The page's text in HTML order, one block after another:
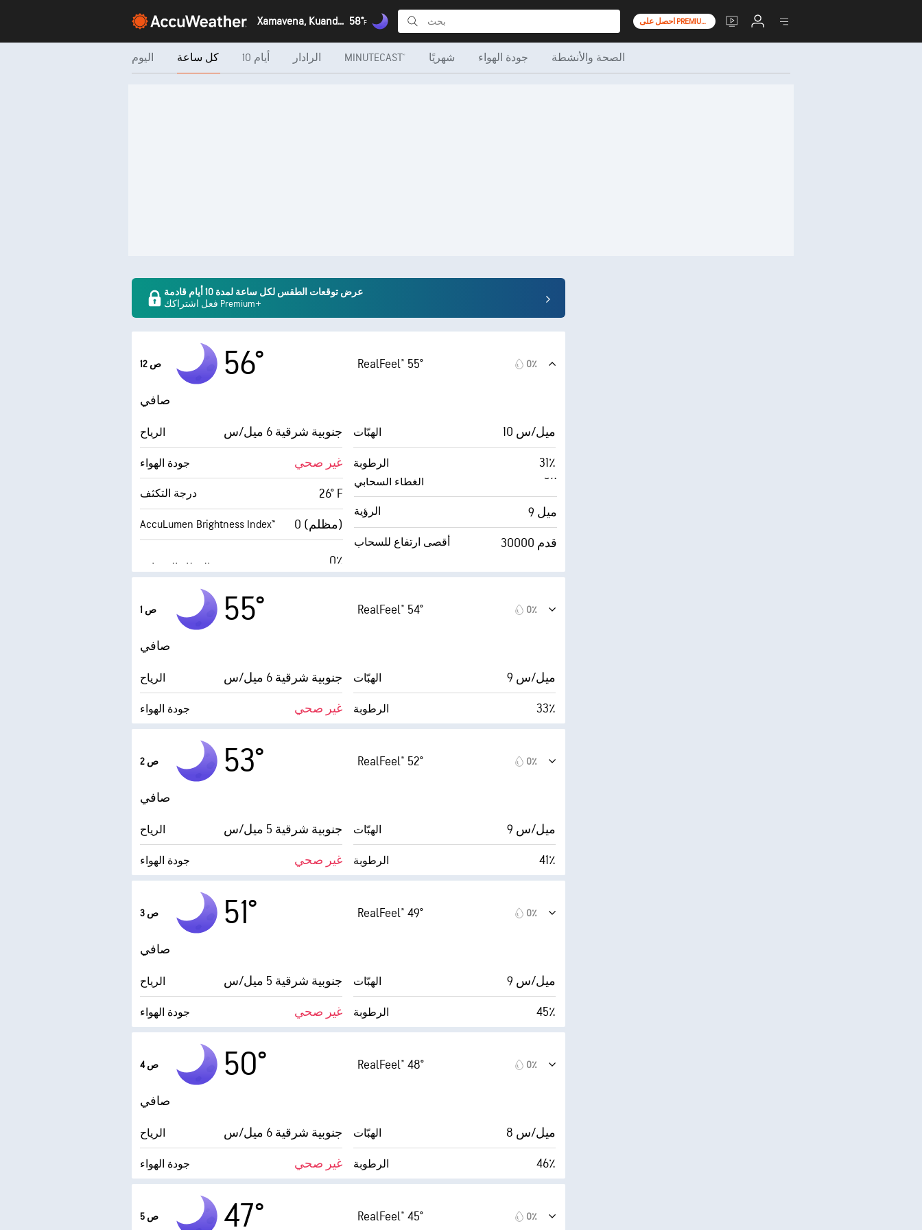
Xamavena, Kuando Kubango 58°F احصل على PREMIUM+
اليوم كل ساعة 10 أيام الرادار MINUTECAST® شهريًا جودة الهواء الصحة والأنشطة
عرض توقعات الطقس لكل ساعة لمدة 10 أيام قادمة
فعل اشتراكك Premium+
12 ص 56° RealFeel® 55° 0٪
صافي
الرياح جنوبية شرقية 6 ميل/س
جودة الهواء غير صحي
الهبّات 10 ميل/س
الرطوبة 31٪
درجة التكثف 26° F
AccuLumen Brightness Index™ 0 (مظلم)
الغطاء السحابي
0٪
الرؤية 9 ميل
أقصى ارتفاع للسحاب 30000 قدم
1 ص 55° RealFeel® 54° 0٪
صافي
الرياح جنوبية شرقية 6 ميل/س
جودة الهواء غير صحي
الهبّات 9 ميل/س
الرطوبة 33٪
AccuLumen Brightness Index™
الغطاء السحابي
الرؤية 9 ميل 2 ص 53° RealFeel® 52° 0٪
صافي
الرياح جنوبية شرقية 5 ميل/س
جودة الهواء غير صحي
الهبّات 9 ميل/س
الرطوبة 41٪
AccuLumen Brightness Index™
الغطاء السحابي
الرؤية 9 ميل 3 ص 51° RealFeel® 49° 0٪
صافي
الرياح جنوبية شرقية 5 ميل/س
جودة الهواء غير صحي
الهبّات 9 ميل/س
الرطوبة 45٪
AccuLumen Brightness Index™
الغطاء السحابي
الرؤية 9 ميل 4 ص 50° RealFeel® 48° 0٪
صافي
الرياح جنوبية شرقية 6 ميل/س
جودة الهواء غير صحي
الهبّات 8 ميل/س
الرطوبة 46٪
AccuLumen Brightness Index™
الغطاء السحابي
الرؤية 9 ميل 5 ص 47° RealFeel® 45° 0٪